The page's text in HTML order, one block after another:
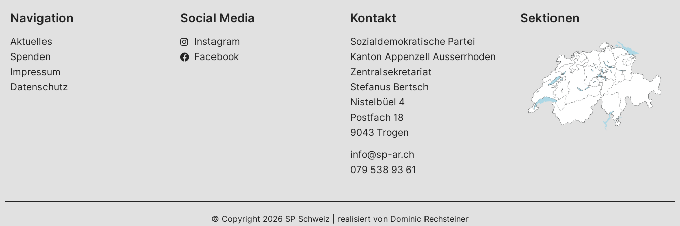
Navigation
Aktuelles
Spenden
Impressum
Datenschutz
Social Media
Instagram
Facebook
Kontakt
Sozialdemokratische Partei
Kanton Appenzell Ausserrhoden
Zentralsekretariat
Stefanus Bertsch
Nistelbüel 4
Postfach 18
9043 Trogen
info@sp-ar.ch
079 538 93 61
Sektionen
© Copyright 2026 SP Schweiz | realisiert von Dominic Rechsteiner